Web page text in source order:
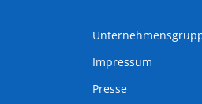
Impressum
Presse